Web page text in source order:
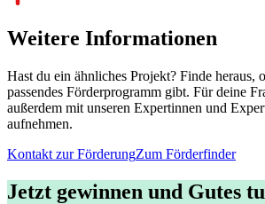
Weitere Informationen
Hast du ein ähnliches Projekt? Finde heraus,
passendes Förderprogramm gibt. Für deine
außerdem mit unseren Expertinnen und
aufnehmen.
Kontakt zur FörderungZum Förderfinder
Jetzt gewinnen und Gutes